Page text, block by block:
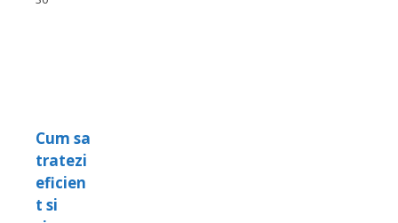
Cum sa
tratezi
eficien
t si